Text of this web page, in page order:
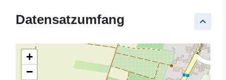
keyboard_arrow_up
Datensatzumfang
+
−